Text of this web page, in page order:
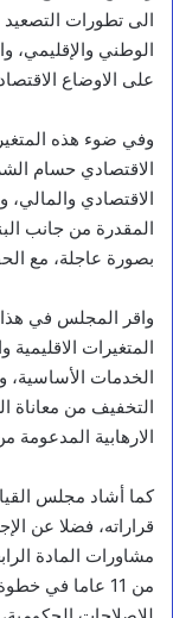
الى تطورات
الوطني والإقليمي،
على الاوضاع
وفي ضوء هذه
الاقتصادي حسام
الاقتصادي والمالي،
المقدرة من جانب
بصورة عاجلة، مع
واقر المجلس في
المتغيرات
الخدمات الأساسية،
التخفيف من معاناة
الارهابية المدعومة
كما أشاد مجلس
قراراته، فضلا عن
مشاورات المادة
من 11 عاما في